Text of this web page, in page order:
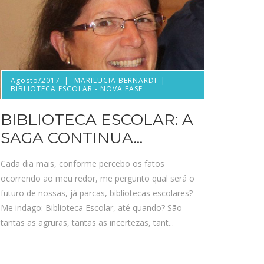
Agosto/2017
MARILUCIA BERNARDI
BIBLIOTECA ESCOLAR - NOVA FASE
BIBLIOTECA ESCOLAR: A
SAGA CONTINUA...
Cada dia mais, conforme percebo os fatos
ocorrendo ao meu redor, me pergunto qual será o
futuro de nossas, já parcas, bibliotecas escolares?
Me indago: Biblioteca Escolar, até quando? São
tantas as agruras, tantas as incertezas, tant...